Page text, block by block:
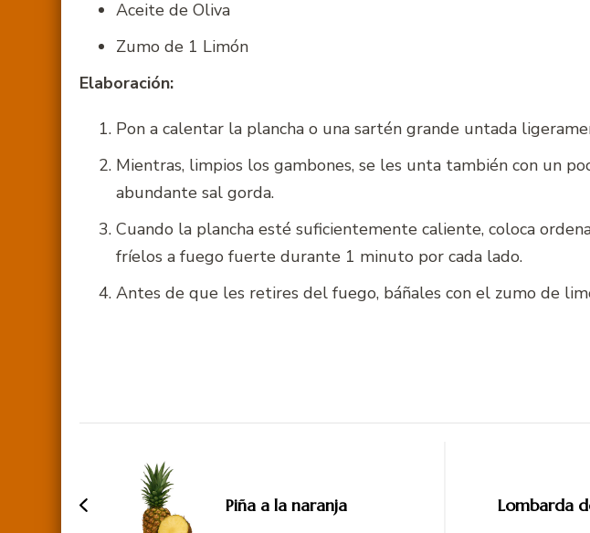
Aceite de Oliva
Zumo de 1 Limón
Elaboración:
Pon a calentar la plancha o una sartén grande untada
Mientras, limpios los gambones, se les unta también con un
abundante sal gorda.
Cuando la plancha esté suficientemente caliente, coloca
fríelos a fuego fuerte durante 1 minuto por cada lado.
Antes de que les retires del fuego, báñales con el zumo de
entradas
Piña a la naranja Lombarda